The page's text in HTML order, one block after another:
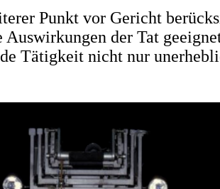
Punkt vor Gericht
der Tat
Tätigkeit nicht nur